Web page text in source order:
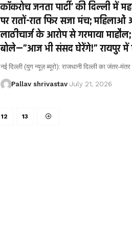
कॉकरोच जनता पार्टी’ की दिल्ली में
पर रातों-रात फिर सजा मंच;
लाठीचार्ज के आरोप से गरमाया
बोले—”आज भी संसद घेरेंगे!” रायपुर में
नई दिल्ली (युग न्यूज़ ब्यूरो): राजधानी दिल्ली का जंतर-मंतर
Pallav shrivastav July 21, 2026
12 13